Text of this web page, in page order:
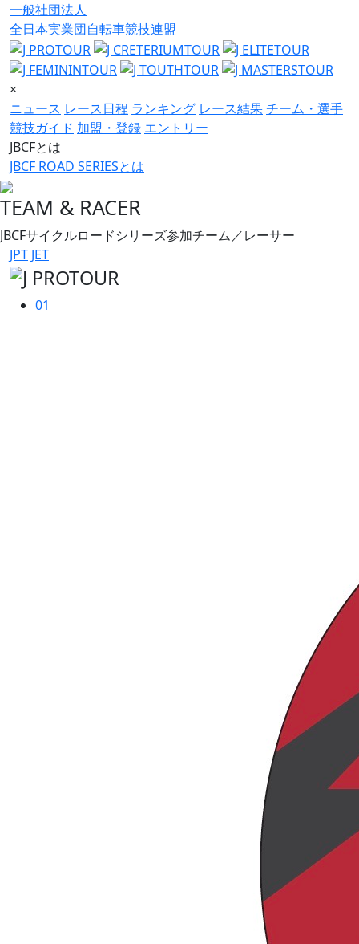
一般社団法人
全日本実業団自転車競技連盟
×
ニュース レース日程 ランキング レース結果チーム・選手
競技ガイド 加盟・登録 エントリー
JBCFとは
JBCF ROAD SERIESとは
TEAM & RACER
JBCFサイクルロードシリーズ参加チーム／レーサー
JPT JET
01